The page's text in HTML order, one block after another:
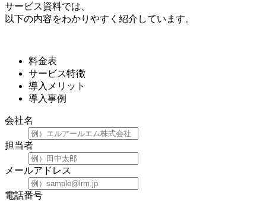
サービス資料では、
以下の内容をわかりやすく紹介しています。
料金表
サービス特徴
導入メリット
導入事例
会社名
担当者
メールアドレス
電話番号